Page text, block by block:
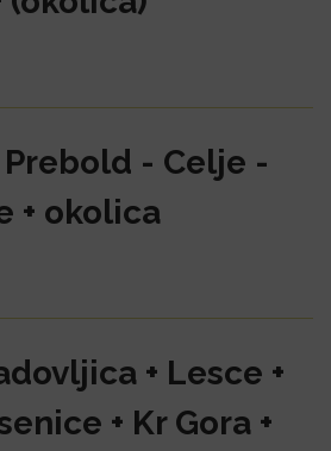
- Celje -
+ okolica
+ Lesce +
+ Kr Gora +